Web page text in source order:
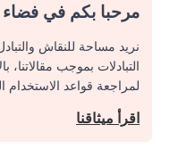
مرحبا بكم في فضاء
نريد مساحة للنقاش
التبادلات بموجب
لمراجعة قواعد الاستخدام
اقرأ ميثاقنا